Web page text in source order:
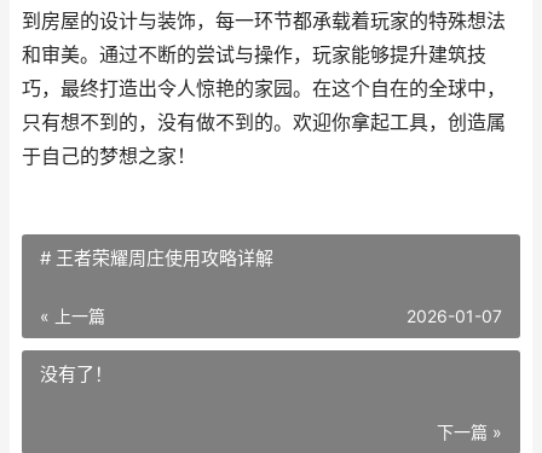
到房屋的设计与装饰，每一环节都承载着玩家的特殊想法
和审美。通过不断的尝试与操作，玩家能够提升建筑技
巧，最终打造出令人惊艳的家园。在这个自在的全球中，
只有想不到的，没有做不到的。欢迎你拿起工具，创造属
于自己的梦想之家！
# 王者荣耀周庄使用攻略详解
« 上一篇 2026-01-07
没有了！
下一篇 »